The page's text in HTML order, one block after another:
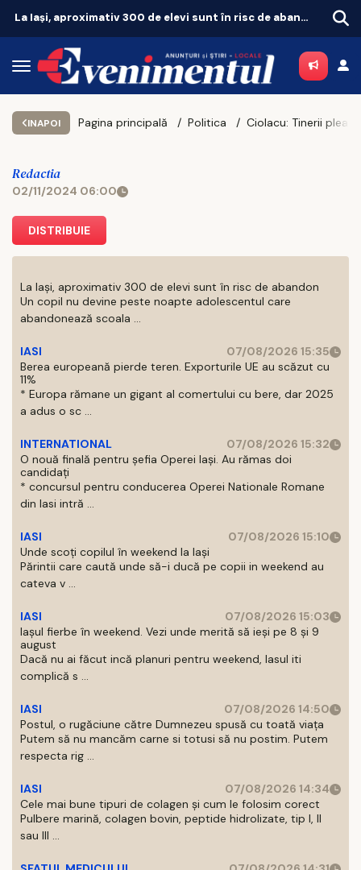
La Iași, aproximativ 300 de elevi sunt în risc de abandon
INAPOI Pagina principală Politica
Redactia
02/11/2024 06:00
DISTRIBUIE
La Iași, aproximativ 300 de elevi sunt în risc de abandon
Un copil nu devine peste noapte adolescentul care
abandonează scoala ...
IASI
07/08/2026 15:35
Berea europeană pierde teren. Exporturile UE au scăzut cu
11%
* Europa rămane un gigant al comertului cu bere, dar 2025
a adus o sc ...
INTERNATIONAL
07/08/2026 15:32
O nouă finală pentru șefia Operei Iași. Au rămas doi
candidați
* concursul pentru conducerea Operei Nationale Romane
din Iasi intră ...
IASI
07/08/2026 15:10
Unde scoți copilul în weekend la Iași
Părintii care caută unde să-i ducă pe copii in weekend au
cateva v ...
IASI
07/08/2026 15:03
Iașul fierbe în weekend. Vezi unde merită să ieși pe 8 și 9
august
Dacă nu ai făcut incă planuri pentru weekend, Iasul iti
complică s ...
IASI
07/08/2026 14:50
Postul, o rugăciune către Dumnezeu spusă cu toată viața
Putem să nu mancăm carne si totusi să nu postim. Putem
respecta rig ...
IASI
07/08/2026 14:34
Cele mai bune tipuri de colagen și cum le folosim corect
Pulbere marină, colagen bovin, peptide hidrolizate, tip I, II
sau III ...